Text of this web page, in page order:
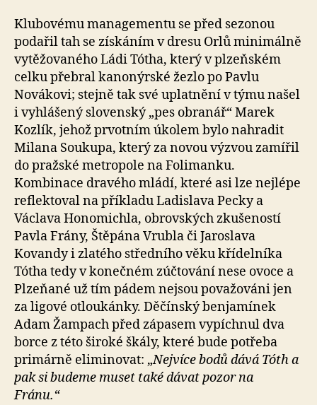
Klubovému managementu se před sezonou
podařil tah se získáním v dresu Orlů minimálně
vytěžovaného Ládi Tótha, který v plzeňském
celku přebral kanonýrské žezlo po Pavlu
Novákovi; stejně tak své uplatnění v týmu našel
i vyhlášený slovenský „pes obranář“ Marek
Kozlík, jehož prvotním úkolem bylo nahradit
Milana Soukupa, který za novou výzvou zamířil
do pražské metropole na Folimanku.
Kombinace dravého mládí, které asi lze nejlépe
reflektoval na příkladu Ladislava Pecky a
Václava Honomichla, obrovských zkušeností
Pavla Frány, Štěpána Vrubla či Jaroslava
Kovandy i zlatého středního věku křídelníka
Tótha tedy v konečném zúčtování nese ovoce a
Plzeňané už tím pádem nejsou považováni jen
za ligové otloukánky. Děčínský benjamínek
Adam Žampach před zápasem vypíchnul dva
borce z této široké škály, které bude potřeba
primárně eliminovat: „Nejvíce bodů dává Tóth a
pak si budeme muset také dávat pozor na
Fránu.“